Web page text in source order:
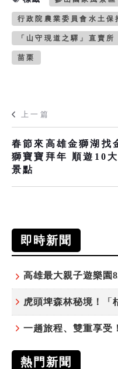
行政院農業委員會水土保
「山守現道之驛」直賣所
苗栗
上一篇
春節來高雄金獅湖找
獅寶寶拜年 順遊10大
景點
即時新聞
熱門新聞